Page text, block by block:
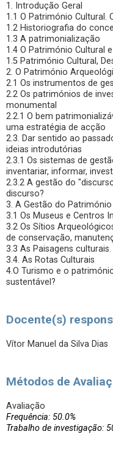
1. Introdução Geral
1.1 O Património Cultural.
1.2 Historiografia do
1.3 A patrimonialização
1.4 O Património Cultural
1.5 Património Cultural,
2. O Património
2.1 Os instrumentos de
2.2 Os patrimónios de
monumental
2.2.1 O bem
uma estratégia de acção
2.3. Dar sentido ao
ideias introdutórias
2.3.1 Os sistemas de
inventariar, informar,
2.3.2 A gestão do
discurso?
3. A Gestão do
3.1 Os Museus e Centros
3.2 Os Sítios
de conservação,
3.3 As Paisagens culturais.
3.4. As Rotas Culturais
4.O Turismo e o
sustentável?
Docente(s)
Vítor Manuel da Silva Dias
Métodos de
Avaliação
Frequência: 50.0%
Trabalho de investigação: